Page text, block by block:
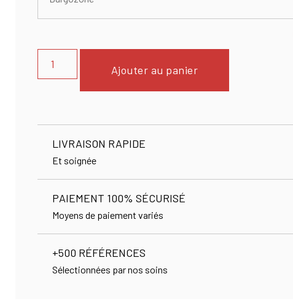
Ajouter au panier
LIVRAISON RAPIDE
Et soignée
PAIEMENT 100% SÉCURISÉ
Moyens de paiement variés
+500 RÉFÉRENCES
Sélectionnées par nos soins